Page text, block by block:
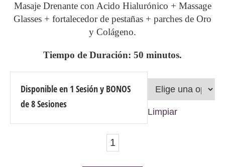
Masaje Drenante con Acido Hialurónico + Massage
Glasses + fortalecedor de pestañas + parches de Oro
y Colágeno.
Tiempo de Duración: 50 minutos.
Disponible en 1 Sesión y BONOS
de 8 Sesiones
Limpiar
Bolsas